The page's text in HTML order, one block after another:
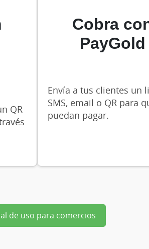
QR
Cobra
PayGold
Envía a tus clientes un
SMS, email o QR para
puedan pagar.
de uso para comercios